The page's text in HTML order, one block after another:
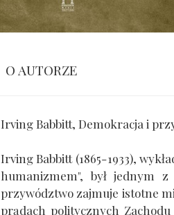
O AUTORZE
Irving Babbitt, Demokracja i
Irving Babbitt (1865-1933),
humanizmem", był jednym
przywództwo zajmuje istotne
prądach politycznych